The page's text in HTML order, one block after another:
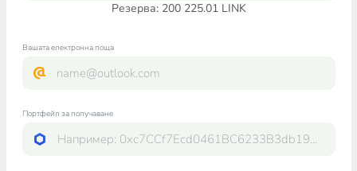
Резерва: 200 225.01 LINK
Вашата електронна поща
Портфейл за получаване